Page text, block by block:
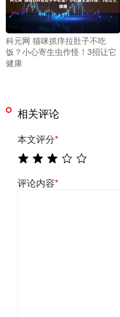
科元网 猫咪抓痒拉肚子不吃
饭？小心寄生虫作怪！3招让它
健康
相关评论
本文评分*
评论内容*